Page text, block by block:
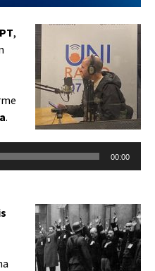
,
.
00:00